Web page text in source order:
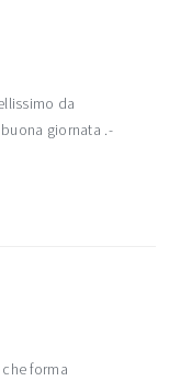
da
giornata .-
forma